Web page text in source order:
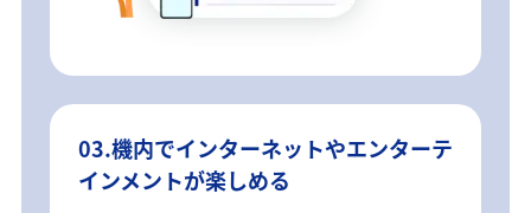
03.機内でインターネットやエンターテ
インメントが楽しめる